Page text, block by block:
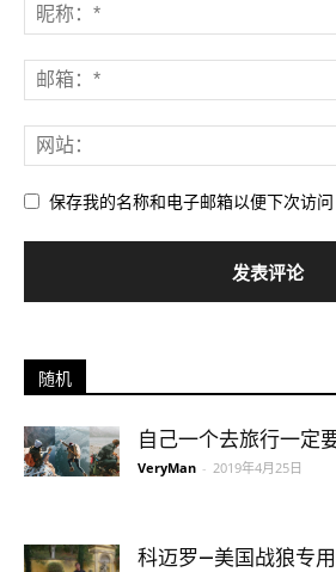
保存我的名称和电子邮箱以便下次访问
随机
自己一个去旅行一定
VeryMan - 2019年4月25日
科迈罗—美国战狼专